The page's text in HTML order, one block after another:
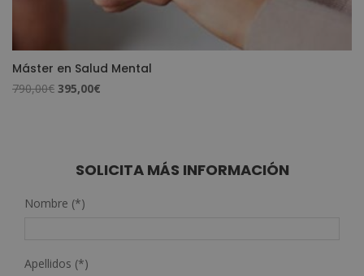
Máster en Salud Mental
790,00€ El
790,00€.
395,00€
395,00€.
SOLICITA MÁS INFORMACIÓN
Nombre (*)
Apellidos (*)